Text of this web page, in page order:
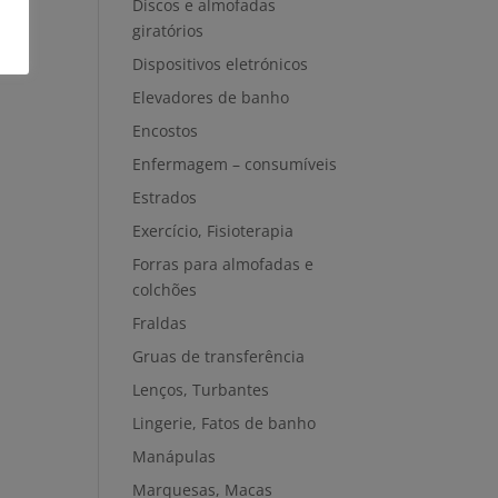
Discos e almofadas
giratórios
Dispositivos eletrónicos
Elevadores de banho
Encostos
Enfermagem – consumíveis
Estrados
Exercício, Fisioterapia
Forras para almofadas e
colchões
Fraldas
Gruas de transferência
Lenços, Turbantes
Lingerie, Fatos de banho
Manápulas
Marquesas, Macas